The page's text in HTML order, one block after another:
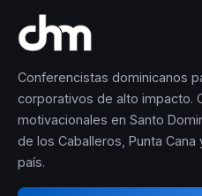
Conferencistas dominicanos
corporativos de alto impacto.
motivacionales en Santo
de los Caballeros, Punta Cana
país.